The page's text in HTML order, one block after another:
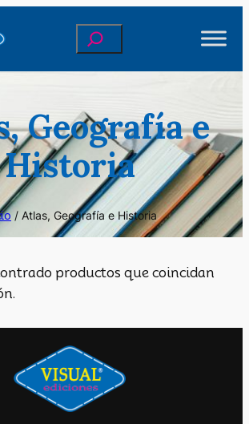
Buscar
Geografía e
Historia
/ Atlas, Geografía e Historia
productos que coincidan